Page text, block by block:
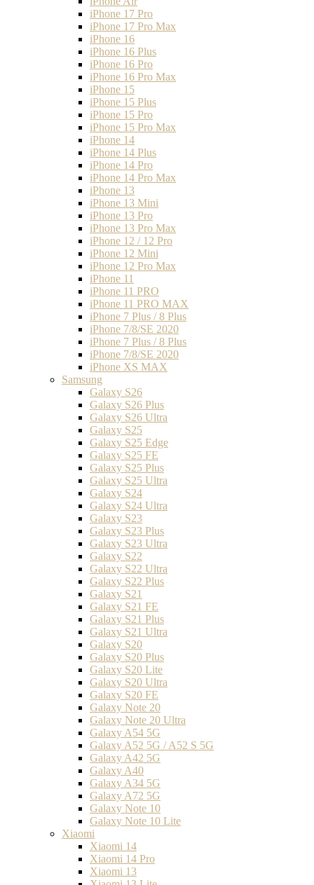
iPhone 17 Pro
iPhone 17 Pro Max
iPhone 16
iPhone 16 Plus
iPhone 16 Pro
iPhone 16 Pro Max
iPhone 15
iPhone 15 Plus
iPhone 15 Pro
iPhone 15 Pro Max
iPhone 14
iPhone 14 Plus
iPhone 14 Pro
iPhone 14 Pro Max
iPhone 13
iPhone 13 Mini
iPhone 13 Pro
iPhone 13 Pro Max
iPhone 12 / 12 Pro
iPhone 12 Mini
iPhone 12 Pro Max
iPhone 11
iPhone 11 PRO
iPhone 11 PRO MAX
iPhone 7 Plus / 8 Plus
iPhone 7/8/SE 2020
iPhone 7 Plus / 8 Plus
iPhone 7/8/SE 2020
iPhone XS MAX
Samsung
Galaxy S26
Galaxy S26 Plus
Galaxy S26 Ultra
Galaxy S25
Galaxy S25 Edge
Galaxy S25 FE
Galaxy S25 Plus
Galaxy S25 Ultra
Galaxy S24
Galaxy S24 Ultra
Galaxy S23
Galaxy S23 Plus
Galaxy S23 Ultra
Galaxy S22
Galaxy S22 Ultra
Galaxy S22 Plus
Galaxy S21
Galaxy S21 FE
Galaxy S21 Plus
Galaxy S21 Ultra
Galaxy S20
Galaxy S20 Plus
Galaxy S20 Lite
Galaxy S20 Ultra
Galaxy S20 FE
Galaxy Note 20
Galaxy Note 20 Ultra
Galaxy A54 5G
Galaxy A52 5G / A52 S 5G
Galaxy A42 5G
Galaxy A40
Galaxy A34 5G
Galaxy A72 5G
Galaxy Note 10
Galaxy Note 10 Lite
Xiaomi
Xiaomi 14
Xiaomi 14 Pro
Xiaomi 13